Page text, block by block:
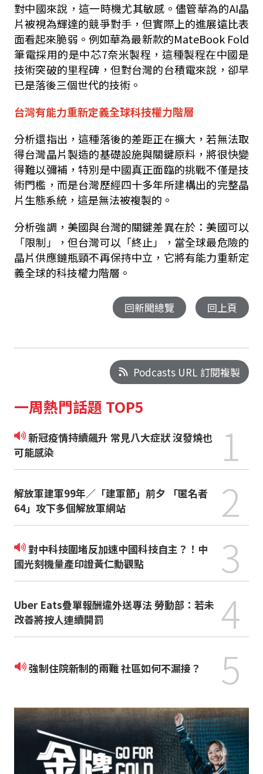
對中國來說，這一時機尤其敏感。儘管華為的AI晶
片被視為輝達的競爭對手，但實際上的進展遠比表
面看起來脆弱。例如華為最新款的MateBook Fold
筆電採用的是中芯7奈米製程，這種製程在中國是
技術突破的里程碑，但對台灣的台積電來說，卻早
已是落後三個世代的技術。
台灣有能力重新定義全球科技權力階層
分析還指出，這種落後的差距正在擴大，若無法取
得台灣晶片製造的基礎設施與關鍵原料，將很快變
得難以彌補，特別是中國真正面臨的挑戰不僅是技
術門檻，而是台灣歷經四十多年所建構出的完整晶
片生態系統，這是無法被複製的。
分析強調，美國與台灣的關鍵差異在於：美國可以
「限制」，但台灣可以「終止」，當全球最危險的
晶片供應鏈瓶頸不再保持中立，它將有能力重新定
義全球的科技權力階層。
回新聞總覽 回上頁
Podcasts URL 訂閱複製
一周熱門話題 TOP5
新冠疫情持續飆升 常見八大症狀 沒發燒也
可能感染
1
解放軍建軍99年／「建軍節」前夕 「匿名者
64」攻下多個解放軍網站
2
對中科技圍堵反加速中國科技自主？！中
國光刻機量產印證黃仁勳觀點
3
Uber Eats疊單報酬違外送專法 勞動部：若未
改善將按人連續開罰
4
強制住院新制的兩難 社區如何不漏接？ 5